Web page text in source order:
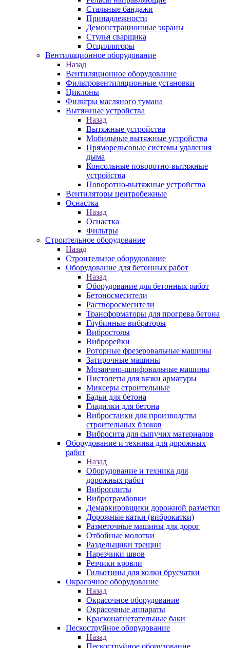
Стальные бандажи
Принадлежности
Демонстрационные экраны
Стулья сварщика
Осцилляторы
Вентиляционное оборудование
Назад
Вентиляционное оборудование
Фильтровентиляционные установки
Циклоны
Фильтры масляного тумана
Вытяжные устройства
Назад
Вытяжные устройства
Мобильные вытяжные устройства
Пряморельсовые системы удаления
дыма
Консольные поворотно-вытяжные
устройства
Поворотно-вытяжные устройства
Вентиляторы центробежные
Оснастка
Назад
Оснастка
Фильтры
Строительное оборудование
Назад
Строительное оборудование
Оборудование для бетонных работ
Назад
Оборудование для бетонных работ
Бетоносмесители
Растворосмесители
Трансформаторы для прогрева бетона
Глубинные вибраторы
Вибростолы
Виброрейки
Роторные фрезеровальные машины
Затирочные машины
Мозаично-шлифовальные машины
Пистолеты для вязки арматуры
Миксеры строительные
Бадьи для бетона
Гладилки для бетона
Вибростанки для производства
строительных блоков
Вибросита для сыпучих материалов
Оборудование и техника для дорожных
работ
Назад
Оборудование и техника для
дорожных работ
Виброплиты
Вибротрамбовки
Демаркировщики дорожной разметки
Дорожные катки (виброкатки)
Разметочные машины для дорог
Отбойные молотки
Раздельщики трещин
Нарезчики швов
Резчики кровли
Гильотины для колки брусчатки
Окрасочное оборудование
Назад
Окрасочное оборудование
Окрасочные аппараты
Красконагнетательные баки
Пескоструйное оборудование
Назад
Пескоструйное оборудование